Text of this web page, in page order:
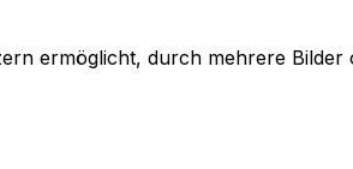
ermöglicht, durch mehrere